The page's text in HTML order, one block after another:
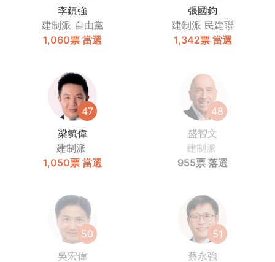
李鎮強
建制派 自由黨
1,060票 當選
張國鈞
建制派 民建聯
1,342票 當選
47
梁毓偉
建制派
1,050票 當選
48
盛智文
建制派
955票 落選
50
吳宏偉
51
蔡永強